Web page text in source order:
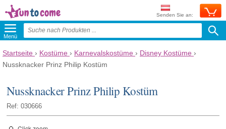
Senden Sie an:
Menü
Startseite › Kostüme › Karnevalskostüme › Disney Kostüme ›
Nussknacker Prinz Philip Kostüm
Nussknacker Prinz Philip Kostüm
Ref: 030666